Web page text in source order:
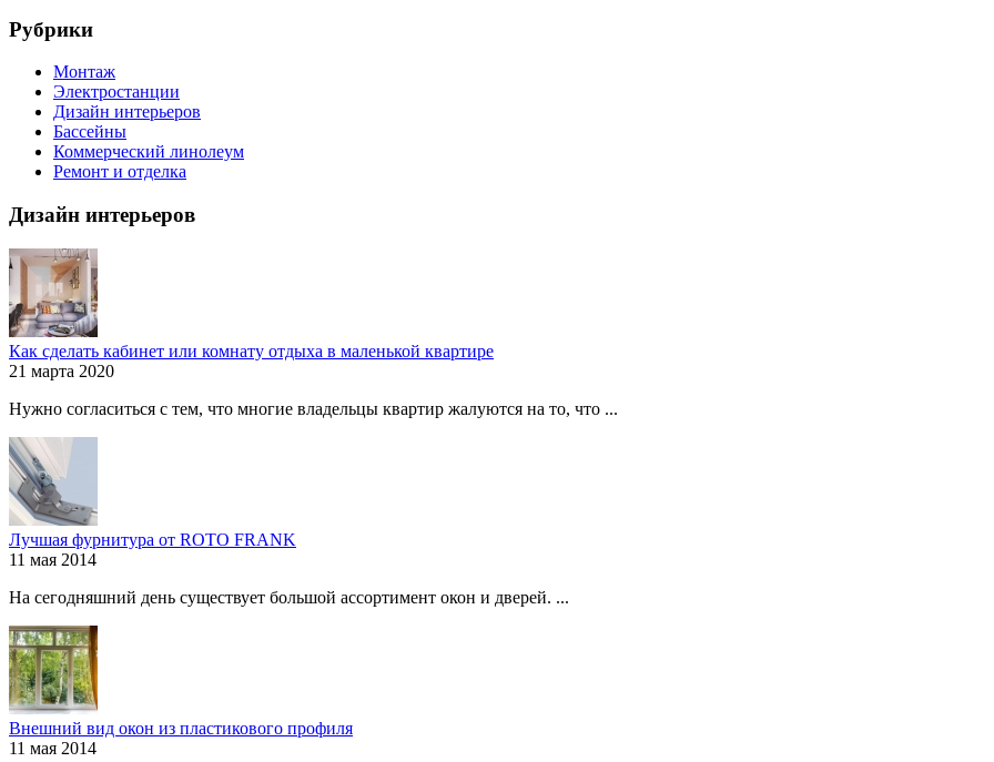
Рубрики
Монтаж
Электростанции
Дизайн интерьеров
Бассейны
Коммерческий линолеум
Ремонт и отделка
Дизайн интерьеров
Как сделать кабинет или комнату отдыха в маленькой квартире
21 марта 2020
Нужно согласиться с тем, что многие владельцы квартир жалуются на то, что ...
Лучшая фурнитура от ROTO FRANK
11 мая 2014
На сегодняшний день существует большой ассортимент окон и дверей. ...
Внешний вид окон из пластикового профиля
11 мая 2014